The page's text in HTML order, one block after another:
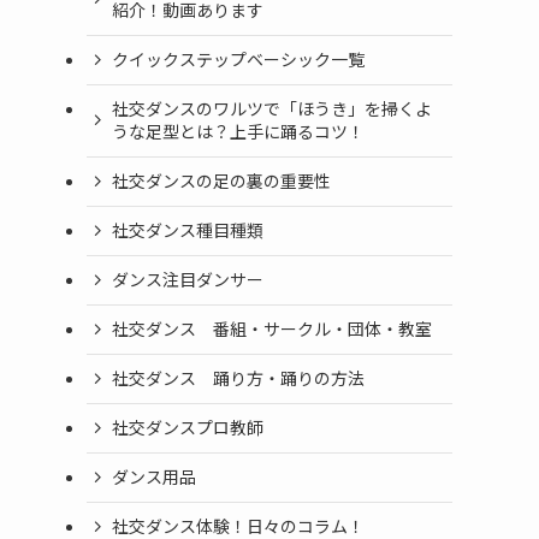
紹介！動画あります
クイックステップベーシック一覧
社交ダンスのワルツで「ほうき」を掃くよ
うな足型とは？上手に踊るコツ！
社交ダンスの足の裏の重要性
社交ダンス種目種類
ダンス注目ダンサー
社交ダンス 番組・サークル・団体・教室
社交ダンス 踊り方・踊りの方法
社交ダンスプロ教師
ダンス用品
社交ダンス体験！日々のコラム！